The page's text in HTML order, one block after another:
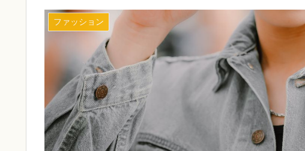
ファッション